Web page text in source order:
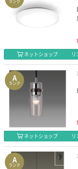
ランク
ネットショップ
リ
A
ランク
ネットショップ
リ
A
ランク